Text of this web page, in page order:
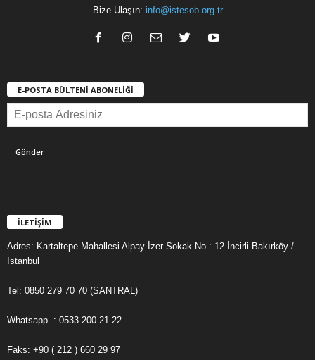
Bize Ulaşın: info@istesob.org.tr
E-POSTA BÜLTENİ ABONELİĞİ
İLETİŞİM
Adres: Kartaltepe Mahallesi Alpay İzer Sokak No : 12 İncirli Bakırköy /
İstanbul
Tel: 0850 279 70 70 (SANTRAL)
Whatsapp : 0533 200 21 22
Faks: +90 ( 212 ) 660 29 97